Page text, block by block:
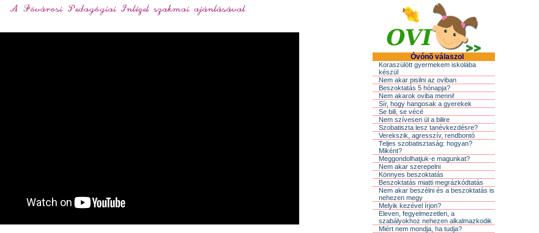
Óvónõ válaszol
Koraszülött gyermekem iskolába
készül
Nem akar pisilni az oviban
Beszoktatás 5 hónapja?
Nem akarok oviba menni!
Sír, hogy hangosak a gyerekek
Se bili, se vécé
Nem szívesen ül a bilire
Szobatiszta lesz tanévkezdésre?
Verekszik, agresszív, rendbontó
Teljes szobatisztaság: hogyan?
Miként?
Meggondolhatjuk-e magunkat?
Nem akar szerepelni
Könnyes beszoktatás
Beszoktatás miatti megrázkódtatás
Nem akar beszélni és a beszoktatás is
nehezen megy
Melyik kezével írjon?
Eleven, fegyelmezetlen, a
szabályokhoz nehezen alkalmazkodik
Miért nem mondja, ha tudja?